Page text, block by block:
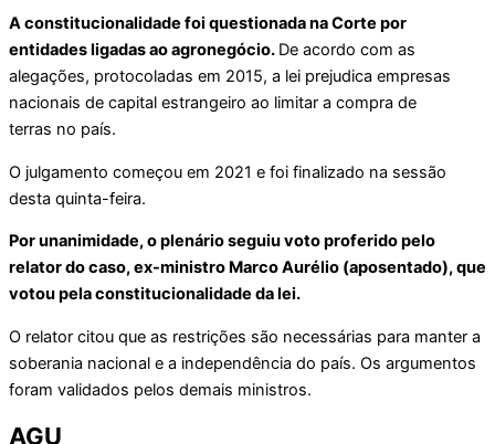
A constitucionalidade foi questionada na Corte por
entidades ligadas ao agronegócio. De acordo com as
alegações, protocoladas em 2015, a lei prejudica empresas
nacionais de capital estrangeiro ao limitar a compra de
terras no país.
O julgamento começou em 2021 e foi finalizado na sessão
desta quinta-feira.
Por unanimidade, o plenário seguiu voto proferido pelo
relator do caso, ex-ministro Marco Aurélio (aposentado), que
votou pela constitucionalidade da lei.
O relator citou que as restrições são necessárias para manter a
soberania nacional e a independência do país. Os argumentos
foram validados pelos demais ministros.
AGU